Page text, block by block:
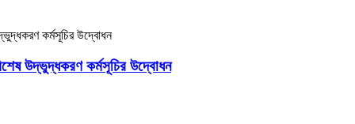
কর্মসূচির উদ্বোধন
উদ্ভুদ্ধকরণ কর্মসূচির উদ্বোধন